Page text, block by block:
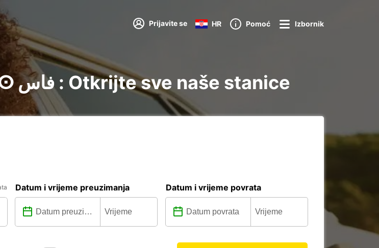
Prijavite se HR Pomoć Izbornik
Najam automobila u Fès ⴼⴰⵙ فاس : Otkrijte sve naše stanice
Datum i vrijeme preuzimanja Datum i vrijeme povrata